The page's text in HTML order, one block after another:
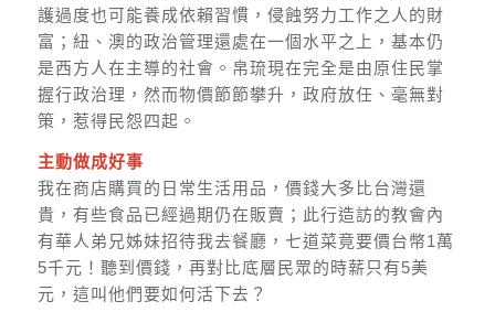
護過度也可能養成依賴習慣，侵蝕努力工作之人的財
富；紐、澳的政治管理還處在一個水平之上，基本仍
是西方人在主導的社會。帛琉現在完全是由原住民掌
握行政治理，然而物價節節攀升，政府放任、毫無對
策，惹得民怨四起。
主動做成好事
我在商店購買的日常生活用品，價錢大多比台灣還
貴，有些食品已經過期仍在販賣；此行造訪的教會內
有華人弟兄姊妹招待我去餐廳，七道菜竟要價台幣1萬
5千元！聽到價錢，再對比底層民眾的時薪只有5美
元，這叫他們要如何活下去？